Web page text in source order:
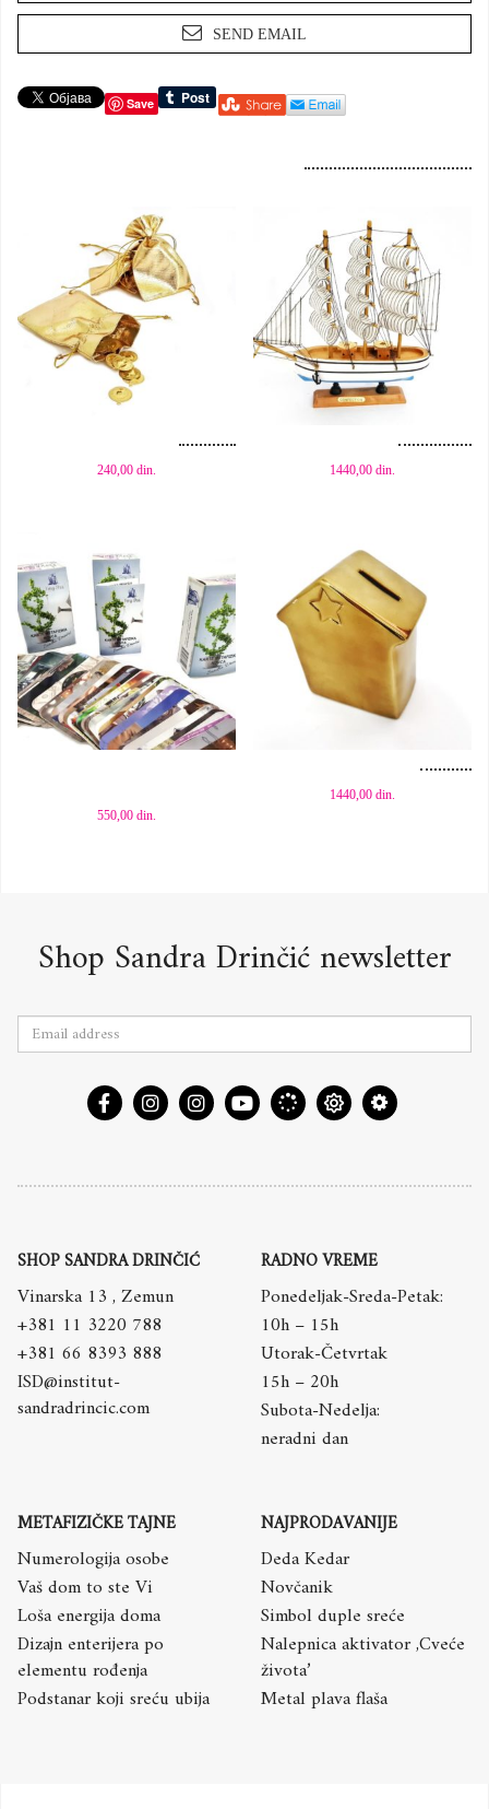
SEND EMAIL
Save
Dodaj u korpu
240,00 din.
Dodaj u korpu
1440,00din.
Dodaj u korpu
550,00 din.
1440,00din.
Shop Sandra Drinčić newsletter
SHOP SANDRA DRINČIĆ
Vinarska 13 , Zemun
+381 11 3220 788
+381 66 8393 888
ISD@institut-
sandradrincic.com
RADNO VREME
Ponedeljak-Sreda-Petak:
10h – 15h
Utorak-Četvrtak
15h – 20h
Subota-Nedelja:
neradni dan
METAFIZIČKE TAJNE
Numerologija osobe
Vaš dom to ste Vi
Loša energija doma
Dizajn enterijera po
elementu rođenja
Podstanar koji sreću ubija
NAJPRODAVANIJE
Deda Kedar
Novčanik
Simbol duple sreće
Nalepnica aktivator ,Cveće
života’
Metal plava flaša